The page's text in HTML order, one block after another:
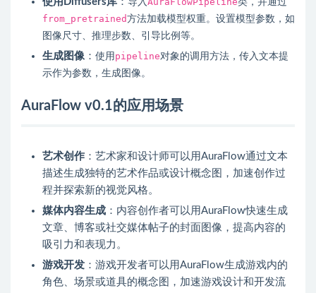
导入 类，并通过
from_pretrained方法加载模型权重。 设置模型参数，如
图像尺寸、推理步数、引导比例等。
生成图像： 使用 pipeline对象的调用方法，传入文本提
示作为参数，生成图像。
AuraFlow v0.1的应用场景
艺术创作 ：艺术家和设计师可以用AuraFlow通过文本
描述生成独特的艺术作品或设计概念图，加速创作过
程并探索新的视觉风格。
媒体内容生成 ：内容创作者可以用AuraFlow快速生成
文章、博客或社交媒体帖子的封面图像，提高内容的
吸引力和表现力。
游戏开发 ：游戏开发者可以用AuraFlow生成游戏内的
角色、场景或道具的概念图，加速游戏设计和开发流